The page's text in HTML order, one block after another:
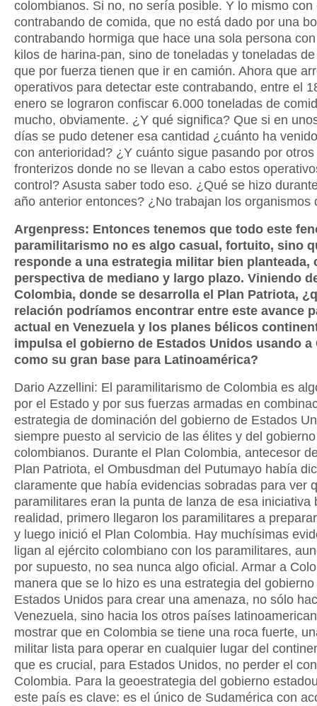
colombianos. Si no, no sería posible. Y lo mismo con
contrabando de comida, que no está dado por una
contrabando hormiga que hace una sola persona
kilos de harina-pan, sino de toneladas y toneladas
que por fuerza tienen que ir en camión. Ahora que
operativos para detectar este contrabando, entre el
enero se lograron confiscar 6.000 toneladas de
mucho, obviamente. ¿Y qué significa? Que si en
días se pudo detener esa cantidad ¿cuánto ha
con anterioridad? ¿Y cuánto sigue pasando por
fronterizos donde no se llevan a cabo estos
control? Asusta saber todo eso. ¿Qué se hizo
año anterior entonces? ¿No trabajan los organismos
Argenpress: Entonces tenemos que todo este
paramilitarismo no es algo casual, fortuito, sino
responde a una estrategia militar bien planteada,
perspectiva de mediano y largo plazo. Viniendo
Colombia, donde se desarrolla el Plan Patriota,
relación podríamos encontrar entre este avance
actual en Venezuela y los planes bélicos
impulsa el gobierno de Estados Unidos usando a
como su gran base para Latinoamérica?
Dario Azzellini: El paramilitarismo de Colombia es
por el Estado y por sus fuerzas armadas en
estrategia de dominación del gobierno de Estados
siempre puesto al servicio de las élites y del gobierno
colombianos. Durante el Plan Colombia, antecesor
Plan Patriota, el Ombusdman del Putumayo había
claramente que había evidencias sobradas para ver
paramilitares eran la punta de lanza de esa iniciativa
realidad, primero llegaron los paramilitares a
y luego inició el Plan Colombia. Hay muchísimas
ligan al ejército colombiano con los paramilitares,
por supuesto, no sea nunca algo oficial. Armar a
manera que se lo hizo es una estrategia del
Estados Unidos para crear una amenaza, no sólo
Venezuela, sino hacia los otros países
mostrar que en Colombia se tiene una roca fuerte,
militar lista para operar en cualquier lugar del
que es crucial, para Estados Unidos, no perder el
Colombia. Para la geoestrategia del gobierno
este país es clave: es el único de Sudamérica con